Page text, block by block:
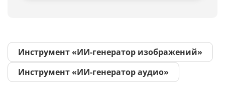
Инструмент «ИИ-генератор изображений»
Инструмент «ИИ-генератор аудио»